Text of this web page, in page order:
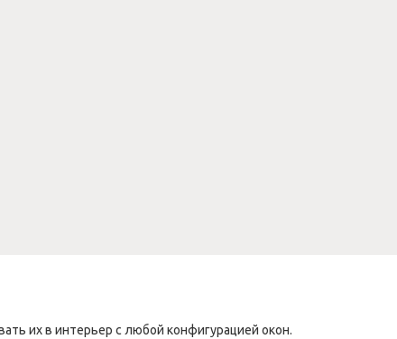
их в интерьер с любой конфигурацией окон.